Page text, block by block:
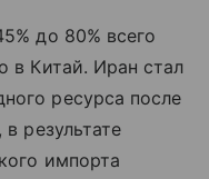
до 80% всего
в Китай. Иран стал
ресурса после
результате
импорта